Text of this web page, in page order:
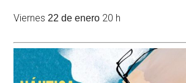
Viernes22 de enero 20 h